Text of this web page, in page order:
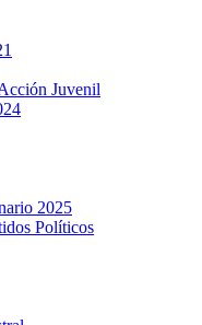
Juvenil
2025
Políticos